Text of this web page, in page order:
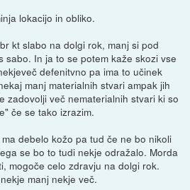
lokacijo in obliko.
kt slabo na dolgi rok, manj si pod
sabo. In ja to se potem kaže skozi vse
defenitvno pa ima to učinek
manj materialnih stvari ampak jih
zadovolji več nematerialnih stvari ki so
če se tako izrazim.
debelo kožo pa tud če ne bo nikoli
se bo to tudi nekje odražalo. Morda
mogoče celo zdravju na dolgi rok.
manj nekje več.